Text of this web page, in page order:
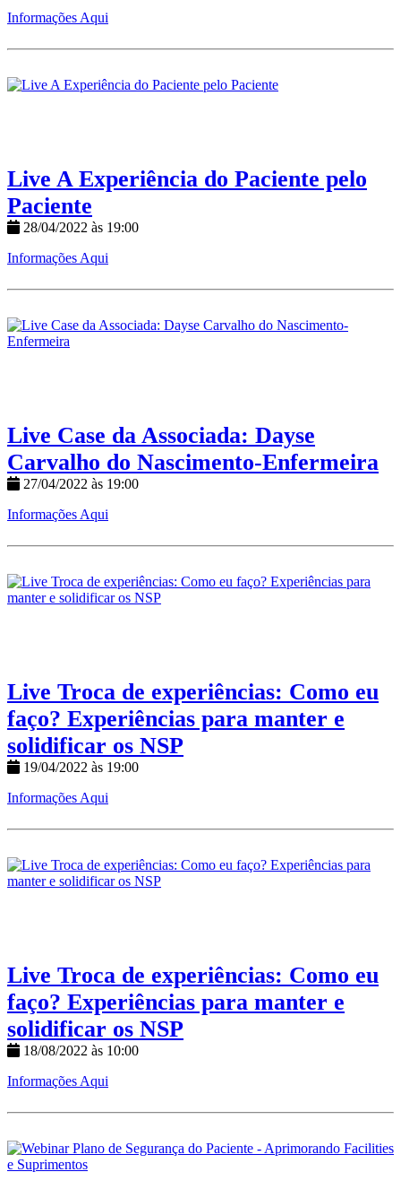
Informações Aqui
Live A Experiência do Paciente pelo
Paciente
28/04/2022 às 19:00
Informações Aqui
Live Case da Associada: Dayse
Carvalho do Nascimento-Enfermeira
27/04/2022 às 19:00
Informações Aqui
Live Troca de experiências: Como eu
faço? Experiências para manter e
solidificar os NSP
19/04/2022 às 19:00
Informações Aqui
Live Troca de experiências: Como eu
faço? Experiências para manter e
solidificar os NSP
18/08/2022 às 10:00
Informações Aqui